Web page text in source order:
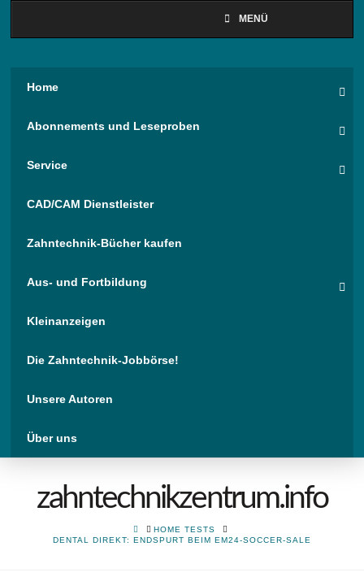
MENÜ
Home
Abonnements und Leseproben
Service
CAD/CAM Dienstleister
Zahntechnik-Bücher kaufen
Aus- und Fortbildung
Kleinanzeigen
Die Zahntechnik-Jobbörse!
Unsere Autoren
Über uns
zahntechnikzentrum.info
HOMEHOME TESTS
DENTAL DIREKT: ENDSPURT BEIM EM24-SOCCER-SALE